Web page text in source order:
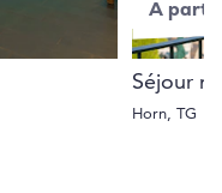
A partir
Séjour
Horn, TG